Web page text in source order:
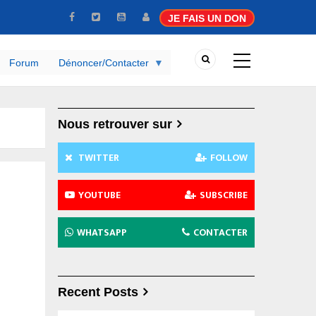
JE FAIS UN DON
Forum Dénoncer/Contacter
Nous retrouver sur
TWITTER FOLLOW
YOUTUBE SUBSCRIBE
WHATSAPP CONTACTER
Recent Posts